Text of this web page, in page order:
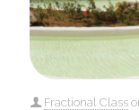
Fractional Class